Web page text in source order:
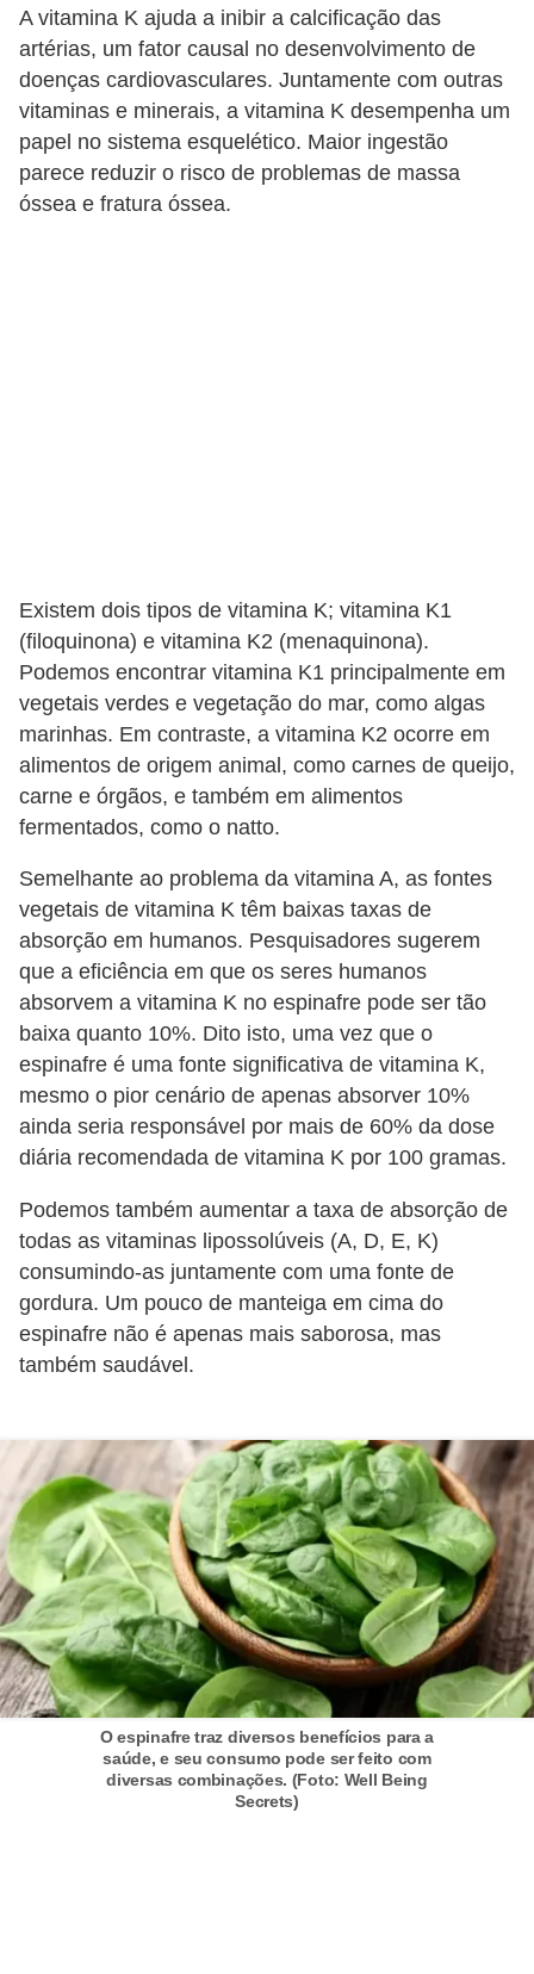
A vitamina K ajuda a inibir a calcificação das
artérias, um fator causal no desenvolvimento de
doenças cardiovasculares. Juntamente com outras
vitaminas e minerais, a vitamina K desempenha um
papel no sistema esquelético. Maior ingestão
parece reduzir o risco de problemas de massa
óssea e fratura óssea.
Existem dois tipos de vitamina K; vitamina K1
(filoquinona) e vitamina K2 (menaquinona).
Podemos encontrar vitamina K1 principalmente em
vegetais verdes e vegetação do mar, como algas
marinhas. Em contraste, a vitamina K2 ocorre em
alimentos de origem animal, como carnes de queijo,
carne e órgãos, e também em alimentos
fermentados, como o natto.
Semelhante ao problema da vitamina A, as fontes
vegetais de vitamina K têm baixas taxas de
absorção em humanos. Pesquisadores sugerem
que a eficiência em que os seres humanos
absorvem a vitamina K no espinafre pode ser tão
baixa quanto 10%. Dito isto, uma vez que o
espinafre é uma fonte significativa de vitamina K,
mesmo o pior cenário de apenas absorver 10%
ainda seria responsável por mais de 60% da dose
diária recomendada de vitamina K por 100 gramas.
Podemos também aumentar a taxa de absorção de
todas as vitaminas lipossolúveis (A, D, E, K)
consumindo-as juntamente com uma fonte de
gordura. Um pouco de manteiga em cima do
espinafre não é apenas mais saborosa, mas
também saudável.
O espinafre traz diversos benefícios para a
saúde, e seu consumo pode ser feito com
diversas combinações. (Foto: Well Being
Secrets)